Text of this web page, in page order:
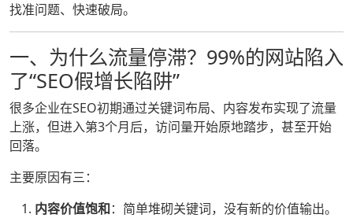
找准问题、快速破局。
一、为什么流量停滞？99%的网站陷入
了“SEO假增长陷阱”
很多企业在SEO初期通过关键词布局、内容发布实现了流量
上涨，但进入第3个月后，访问量开始原地踏步，甚至开始
回落。
主要原因有三：
内容价值饱和：简单堆砌关键词，没有新的价值输出。